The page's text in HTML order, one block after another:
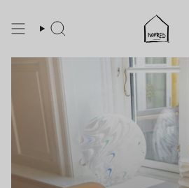
springen
SUCHE